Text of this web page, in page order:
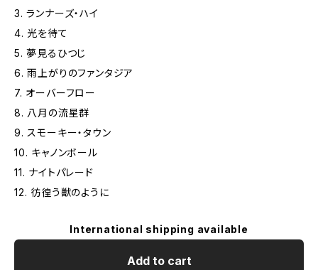
3. ランナーズ・ハイ
4. 光を待て
5. 夢見るひつじ
6. 雨上がりのファンタジア
7. オーバーフロー
8. 八月の流星群
9. スモーキー・タウン
10. キャノンボール
11. ナイトパレード
12. 彷徨う獣のように
International shipping available
Add to cart